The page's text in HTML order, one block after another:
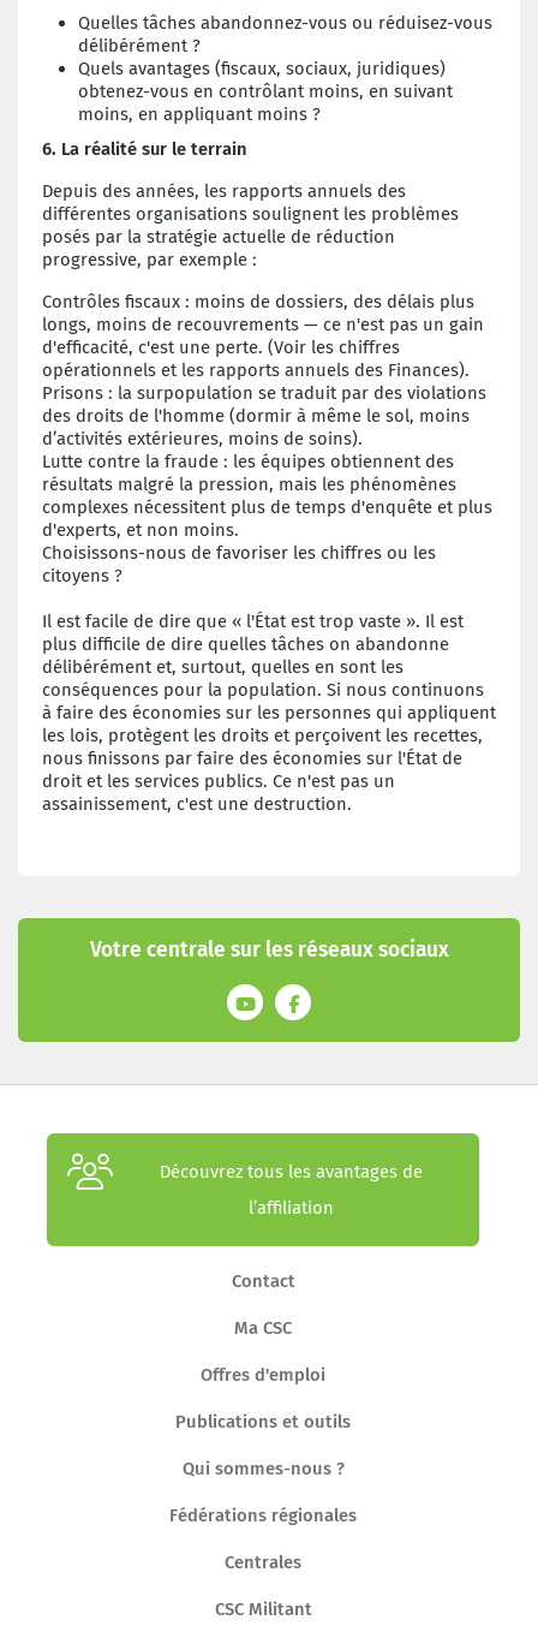
Quelles tâches abandonnez-vous ou réduisez-vous
délibérément ?
Quels avantages (fiscaux, sociaux, juridiques)
obtenez-vous en contrôlant moins, en suivant
moins, en appliquant moins ?
6. La réalité sur le terrain
Depuis des années, les rapports annuels des
différentes organisations soulignent les problèmes
posés par la stratégie actuelle de réduction
progressive, par exemple :
Contrôles fiscaux : moins de dossiers, des délais plus
longs, moins de recouvrements — ce n'est pas un gain
d'efficacité, c'est une perte. (Voir les chiffres
opérationnels et les rapports annuels des Finances).
Prisons : la surpopulation se traduit par des violations
des droits de l'homme (dormir à même le sol, moins
d’activités extérieures, moins de soins).
Lutte contre la fraude : les équipes obtiennent des
résultats malgré la pression, mais les phénomènes
complexes nécessitent plus de temps d'enquête et plus
d'experts, et non moins.
Choisissons-nous de favoriser les chiffres ou les
citoyens ?
Il est facile de dire que « l'État est trop vaste ». Il est
plus difficile de dire quelles tâches on abandonne
délibérément et, surtout, quelles en sont les
conséquences pour la population. Si nous continuons
à faire des économies sur les personnes qui appliquent
les lois, protègent les droits et perçoivent les recettes,
nous finissons par faire des économies sur l'État de
droit et les services publics. Ce n'est pas un
assainissement, c'est une destruction.
Votre centrale sur les réseaux sociaux
Découvrez tous les avantages de
l’affiliation
Contact
Ma CSC
Offres d'emploi
Publications et outils
Qui sommes-nous ?
Fédérations régionales
Centrales
CSC Militant